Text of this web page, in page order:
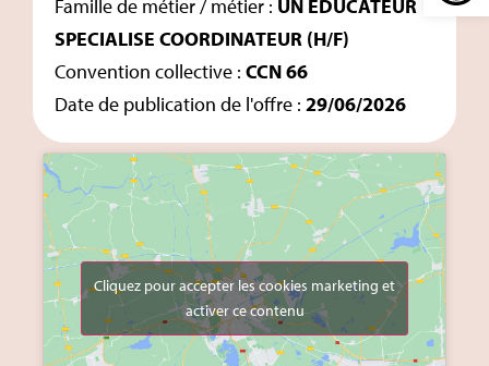
Famille de métier / métier : UN EDUCATEUR
SPECIALISE COORDINATEUR (H/F)
Convention collective : CCN 66
Date de publication de l'offre : 29/06/2026
Cliquez pour accepter les cookies marketing et
activer ce contenu